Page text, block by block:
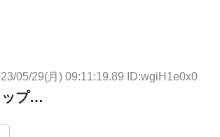
05/29(月) 09:11:19.89 ID:wgiH1e0x0
ップ…